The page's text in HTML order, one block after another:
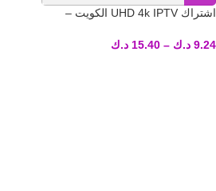
اشتراك UHD 4k IPTV الكويت –
9.24 د.ك –
15.40 د.ك